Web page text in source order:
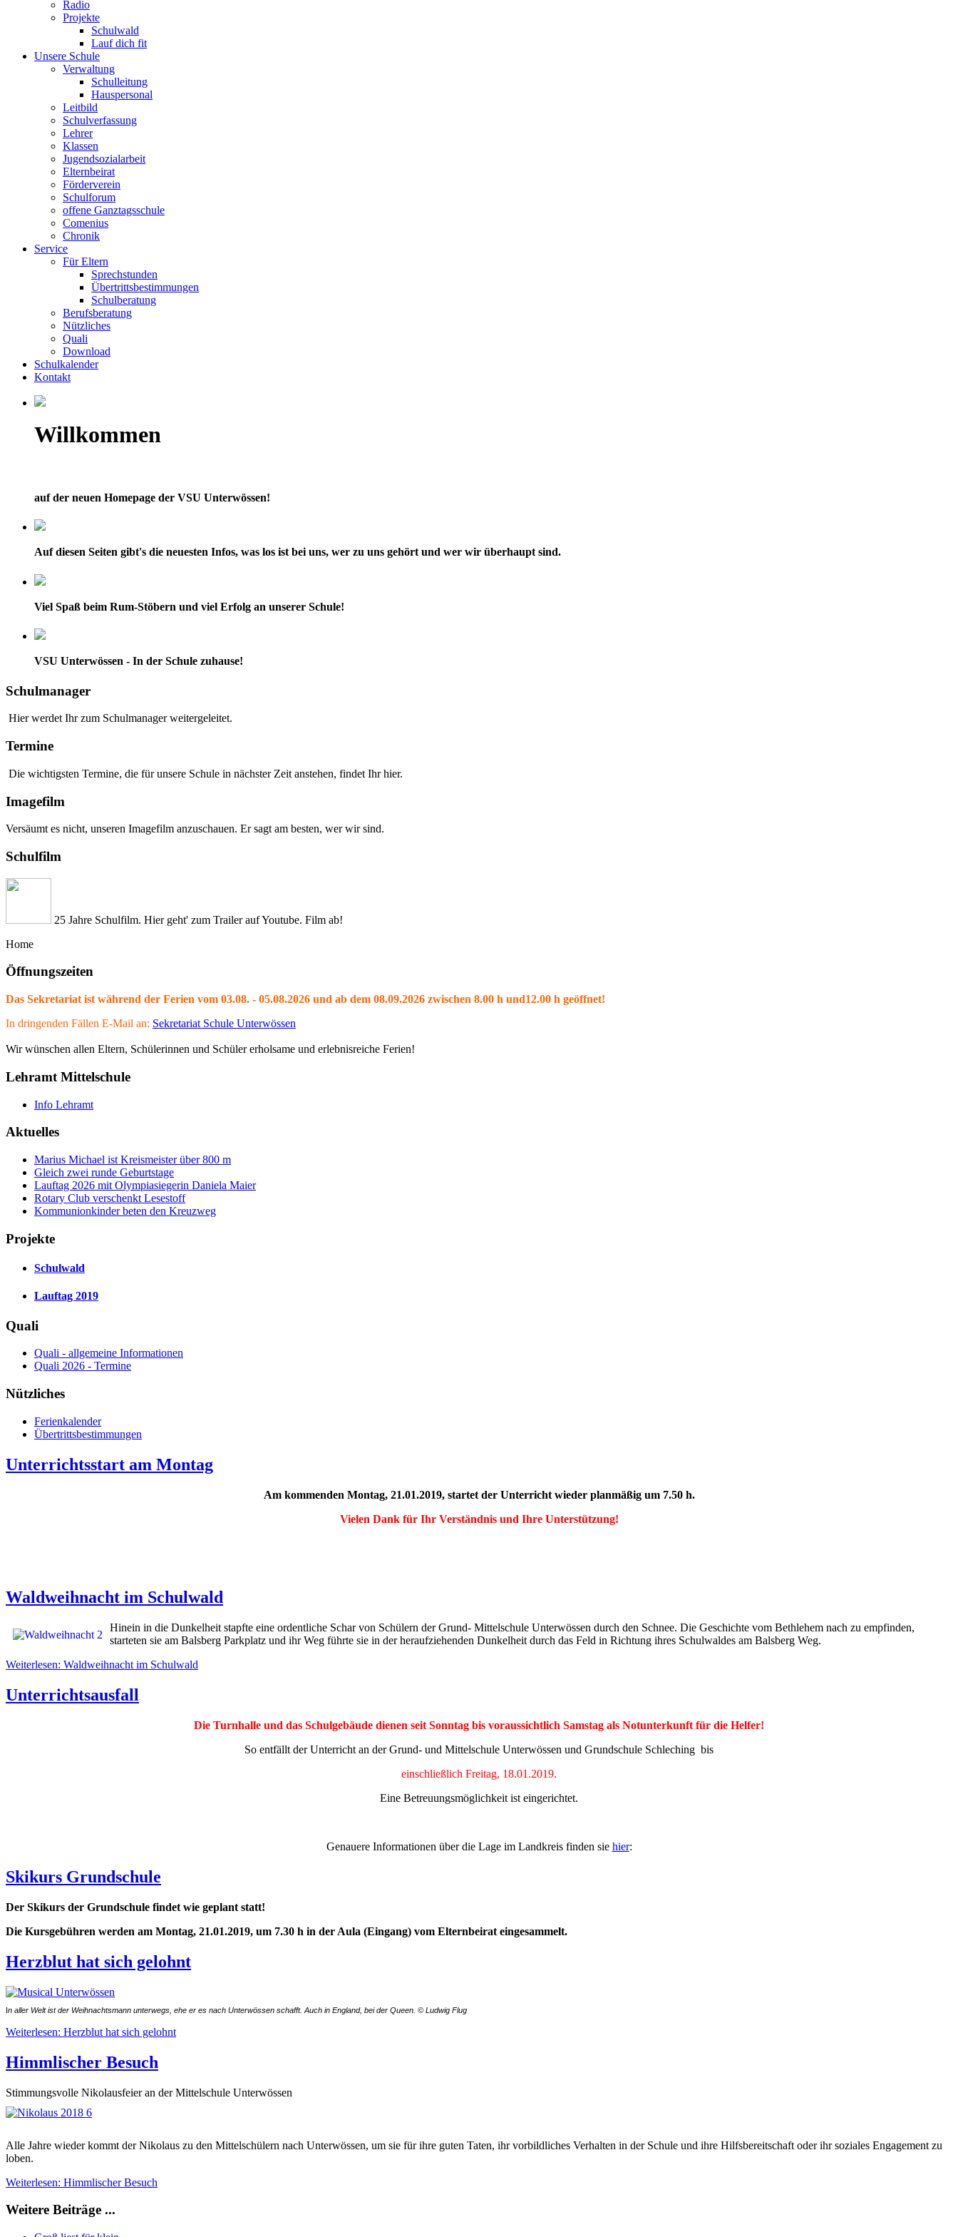
Radio
Projekte
Schulwald
Lauf dich fit
Unsere Schule
Verwaltung
Schulleitung
Hauspersonal
Leitbild
Schulverfassung
Lehrer
Klassen
Jugendsozialarbeit
Elternbeirat
Förderverein
Schulforum
offene Ganztagsschule
Comenius
Chronik
Service
Für Eltern
Sprechstunden
Übertrittsbestimmungen
Schulberatung
Berufsberatung
Nützliches
Quali
Download
Schulkalender
Kontakt
Willkommen
auf der neuen Homepage der VSU Unterwössen!
Auf diesen Seiten gibt's die neuesten Infos, was los ist bei uns, wer zu uns gehört und wer wir überhaupt sind.
Viel Spaß beim Rum-Stöbern und viel Erfolg an unserer Schule!
VSU Unterwössen - In der Schule zuhause!
Schulmanager
Hier werdet Ihr zum Schulmanager weitergeleitet.
Termine
Die wichtigsten Termine, die für unsere Schule in nächster Zeit anstehen, findet Ihr hier.
Imagefilm
Versäumt es nicht, unseren Imagefilm anzuschauen. Er sagt am besten, wer wir sind.
Schulfilm
25 Jahre Schulfilm. Hier geht' zum Trailer auf Youtube. Film ab!
Home
Öffnungszeiten
Das Sekretariat ist während der Ferien vom 03.08. - 05.08.2026 und ab dem 08.09.2026 zwischen 8.00 h und12.00 h geöffnet!
In dringenden Fällen E-Mail an: Sekretariat Schule Unterwössen
Wir wünschen allen Eltern, Schülerinnen und Schüler erholsame und erlebnisreiche Ferien!
Lehramt Mittelschule
Info Lehramt
Aktuelles
Marius Michael ist Kreismeister über 800 m
Gleich zwei runde Geburtstage
Lauftag 2026 mit Olympiasiegerin Daniela Maier
Rotary Club verschenkt Lesestoff
Kommunionkinder beten den Kreuzweg
Projekte
Schulwald
Lauftag 2019
Quali
Quali - allgemeine Informationen
Quali 2026 - Termine
Nützliches
Ferienkalender
Übertrittsbestimmungen
Unterrichtsstart am Montag
Am kommenden Montag, 21.01.2019, startet der Unterricht wieder planmäßig um 7.50 h.
Vielen Dank für Ihr Verständnis und Ihre Unterstützung!
Waldweihnacht im Schulwald
Hinein in die Dunkelheit stapfte eine ordentliche Schar von Schülern der Grund- Mittelschule Unterwössen durch den Schnee. Die Geschichte vom Bethlehem nach zu empfinden,
starteten sie am Balsberg Parkplatz und ihr Weg führte sie in der heraufziehenden Dunkelheit durch das Feld in Richtung ihres Schulwaldes am Balsberg Weg.
Weiterlesen: Waldweihnacht im Schulwald
Unterrichtsausfall
Die Turnhalle und das Schulgebäude dienen seit Sonntag bis voraussichtlich Samstag als Notunterkunft für die Helfer!
So entfällt der Unterricht an der Grund- und Mittelschule Unterwössen und Grundschule Schleching bis
einschließlich Freitag, 18.01.2019.
Eine Betreuungsmöglichkeit ist eingerichtet.
Genauere Informationen über die Lage im Landkreis finden sie hier:
Skikurs Grundschule
Der Skikurs der Grundschule findet wie geplant statt!
Die Kursgebühren werden am Montag, 21.01.2019, um 7.30 h in der Aula (Eingang) vom Elternbeirat eingesammelt.
Herzblut hat sich gelohnt
In aller Welt ist der Weihnachtsmann unterwegs, ehe er es nach Unterwössen schafft. Auch in England, bei der Queen. © Ludwig Flug
Weiterlesen: Herzblut hat sich gelohnt
Himmlischer Besuch
Stimmungsvolle Nikolausfeier an der Mittelschule Unterwössen
Alle Jahre wieder kommt der Nikolaus zu den Mittelschülern nach Unterwössen, um sie für ihre guten Taten, ihr vorbildliches Verhalten in der Schule und ihre Hilfsbereitschaft oder ihr soziales Engagement zu
loben.
Weiterlesen: Himmlischer Besuch
Weitere Beiträge ...